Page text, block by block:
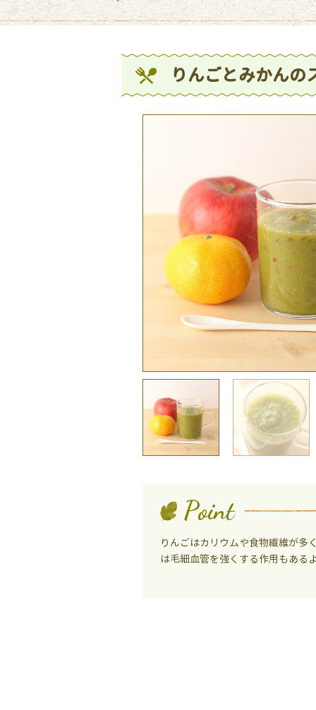
りんごとみかんの
Point
りんごはカリウムや食物繊維が多
は毛細血管を強くする作用もある